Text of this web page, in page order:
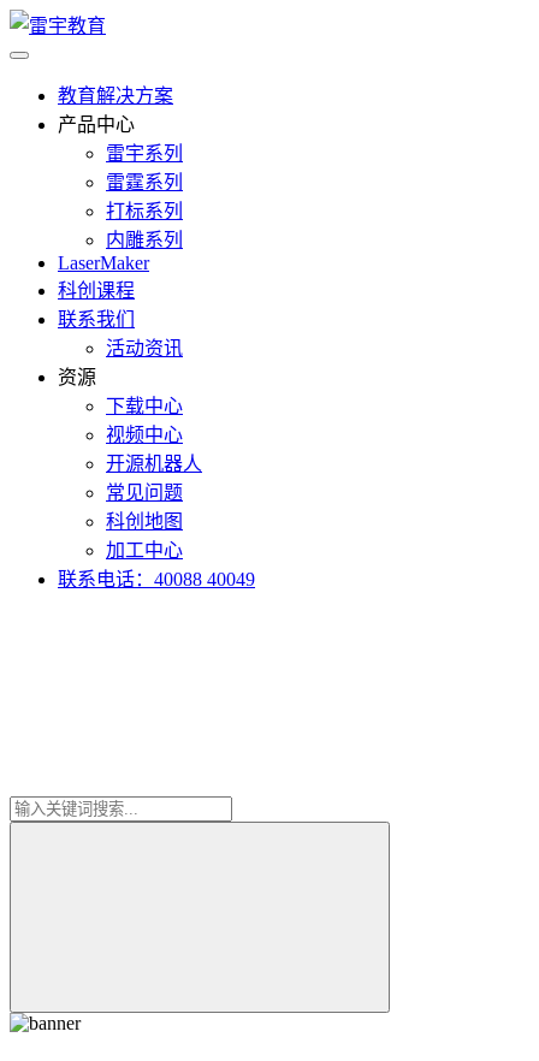
教育解决方案
产品中心
雷宇系列
雷霆系列
打标系列
内雕系列
LaserMaker
科创课程
联系我们
活动资讯
资源
下载中心
视频中心
开源机器人
常见问题
科创地图
加工中心
联系电话：40088 40049